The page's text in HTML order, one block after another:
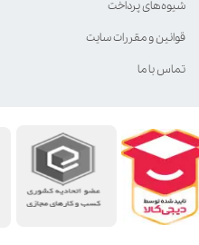
شیوه‌های پرداخت
قوانین و مقررات سایت
تماس با ما